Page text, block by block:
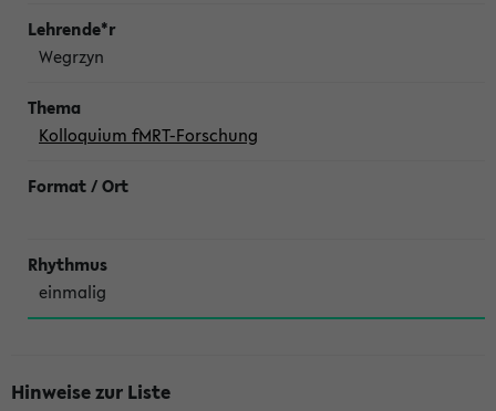
Wegrzyn
Kolloquium fMRT-Forschung
einmalig
Hinweise zur Liste